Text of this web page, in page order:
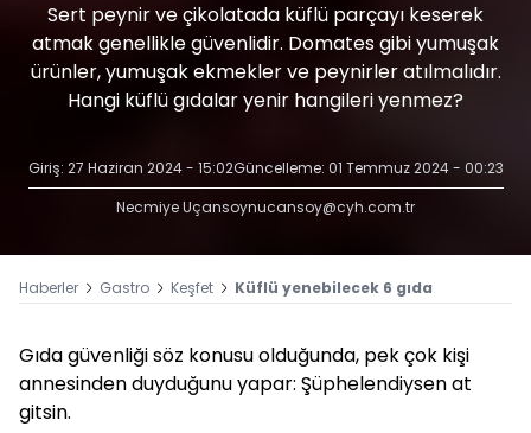
Sert peynir ve çikolatada küflü parçayı keserek
atmak genellikle güvenlidir. Domates gibi yumuşak
ürünler, yumuşak ekmekler ve peynirler atılmalıdır.
Hangi küflü gıdalar yenir hangileri yenmez?
Giriş: 27 Haziran 2024 - 15:02Güncelleme: 01 Temmuz 2024 - 00:23
Necmiye Uçansoynucansoy@cyh.com.tr
Haberler Gastro Keşfet Küflü yenebilecek 6 gıda
Gıda güvenliği söz konusu olduğunda, pek çok kişi
annesinden duyduğunu yapar: Şüphelendiysen at
gitsin.